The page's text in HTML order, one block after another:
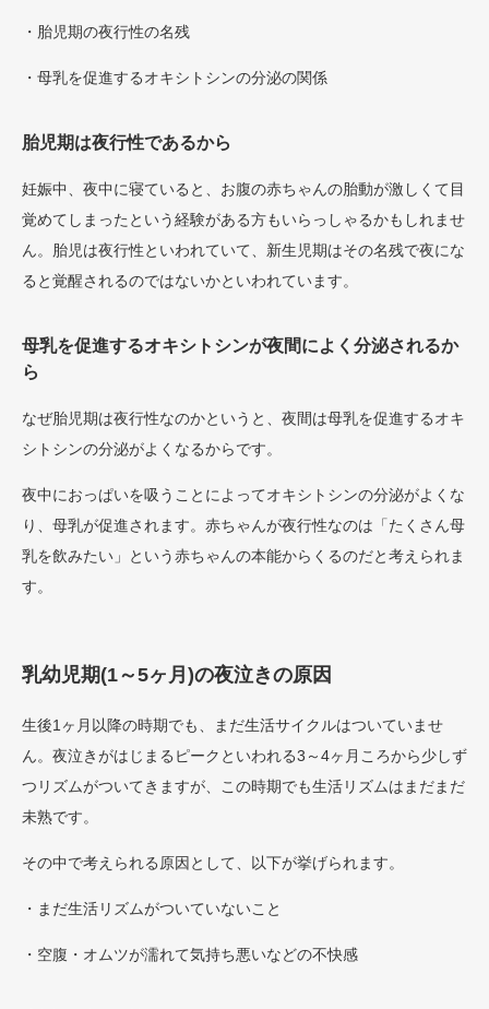
・胎児期の夜行性の名残
・母乳を促進するオキシトシンの分泌の関係
胎児期は夜行性であるから
妊娠中、夜中に寝ていると、お腹の赤ちゃんの胎動が激しくて目
覚めてしまったという経験がある方もいらっしゃるかもしれませ
ん。胎児は夜行性といわれていて、新生児期はその名残で夜にな
ると覚醒されるのではないかといわれています。
母乳を促進するオキシトシンが夜間によく分泌されるか
ら
なぜ胎児期は夜行性なのかというと、夜間は母乳を促進するオキ
シトシンの分泌がよくなるからです。
夜中におっぱいを吸うことによってオキシトシンの分泌がよくな
り、母乳が促進されます。赤ちゃんが夜行性なのは「たくさん母
乳を飲みたい」という赤ちゃんの本能からくるのだと考えられま
す。
乳幼児期(1～5ヶ月)の夜泣きの原因
生後1ヶ月以降の時期でも、まだ生活サイクルはついていませ
ん。夜泣きがはじまるピークといわれる3～4ヶ月ころから少しず
つリズムがついてきますが、この時期でも生活リズムはまだまだ
未熟です。
その中で考えられる原因として、以下が挙げられます。
・まだ生活リズムがついていないこと
・空腹・オムツが濡れて気持ち悪いなどの不快感